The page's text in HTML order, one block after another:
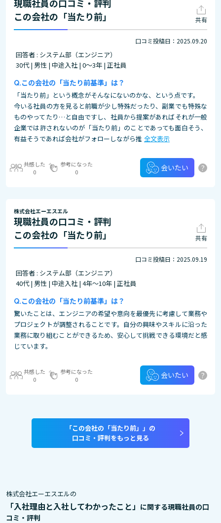
現職社員の口コミ・評判
この会社の「当たり前」
共有
口コミ投稿日：2025.09.20
回答者 : システム部（エンジニア）
30代 | 男性 | 中途入社 | 0～3年 | 正社員
この会社の「当たり前基準」は？
「当たり前」という概念がそんなにないのかな、という点です。
今いる社員の方を見ると前職が少し特殊だったり、副業でも特殊な
ものやってたり…と自由ですし、社員から提案があればそれが一般
企業では許されないのが「当たり前」のことであっても面白そう、
有益そうであれば会社がフォローしながら推 全文表示
共感した
0
参考になった
0
会いたい ?
株式会社エーエスエル
現職社員の口コミ・評判
この会社の「当たり前」
共有
口コミ投稿日：2025.09.19
回答者 : システム部（エンジニア）
40代 | 男性 | 中途入社 | 4年～10年 | 正社員
この会社の「当たり前基準」は？
驚いたことは、エンジニアの希望や意向を最優先に考慮して業務や
プロジェクトが調整されることです。自分の興味やスキルに沿った
業務に取り組むことができるため、安心して挑戦できる環境だと感
じています。
共感した
0
参考になった
0
会いたい ?
「この会社の「当たり前」」の
口コミ・評判をもっと見る
株式会社エーエスエルの
「入社理由と入社してわかったこと」 に関する現職社員の口
コミ・評判